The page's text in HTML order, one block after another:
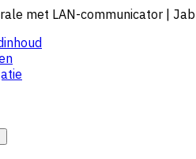
met LAN-communicator |